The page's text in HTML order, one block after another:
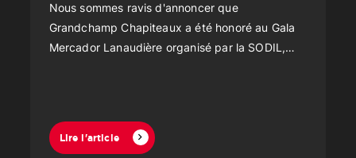
Nous sommes ravis d'annoncer que
Grandchamp Chapiteaux a été honoré au Gala
Mercador Lanaudière organisé par la SODIL,
Lire l'article